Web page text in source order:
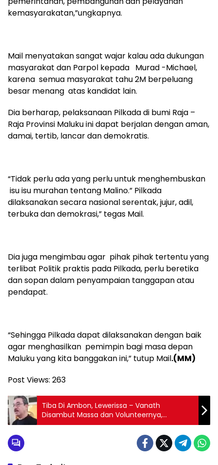
kemasyarakatan,”ungkapnya.
Mail menyatakan sangat wajar kalau ada dukungan
masyarakat dan Parpol kepada Murad -Michael,
karena semua masyarakat tahu 2M berpeluang
besar menang atas kandidat lain.
Dia berharap, pelaksanaan Pilkada di bumi Raja –
Raja Provinsi Maluku ini dapat berjalan dengan aman,
damai, tertib, lancar dan demokratis.
“Tidak perlu ada yang perlu untuk menghembuskan
isu isu murahan tentang Malino.” Pilkada
dilaksanakan secara nasional serentak, jujur, adil,
terbuka dan demokrasi,” tegas Mail.
Dia juga mengimbau agar pihak pihak tertentu yang
terlibat Politik praktis pada Pilkada, perlu beretika
dan sopan dalam penyampaian tanggapan atau
pendapat.
“Sehingga Pilkada dapat dilaksanakan dengan baik
agar menghasilkan pemimpin bagi masa depan
Maluku yang kita banggakan ini,” tutup Mail.(MM)
Post Views: 263
Tiba Di Ambon, Lewerissa – Vanath
Disambut Massa dan Volunteernya,
Lewerissa : Mohon Doa Dari Masyarakat